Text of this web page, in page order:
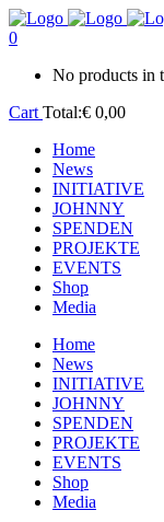
0
No products in
Cart Total:€ 0,00
Home
News
INITIATIVE
JOHNNY
SPENDEN
PROJEKTE
EVENTS
Shop
Media
Home
News
INITIATIVE
JOHNNY
SPENDEN
PROJEKTE
EVENTS
Shop
Media